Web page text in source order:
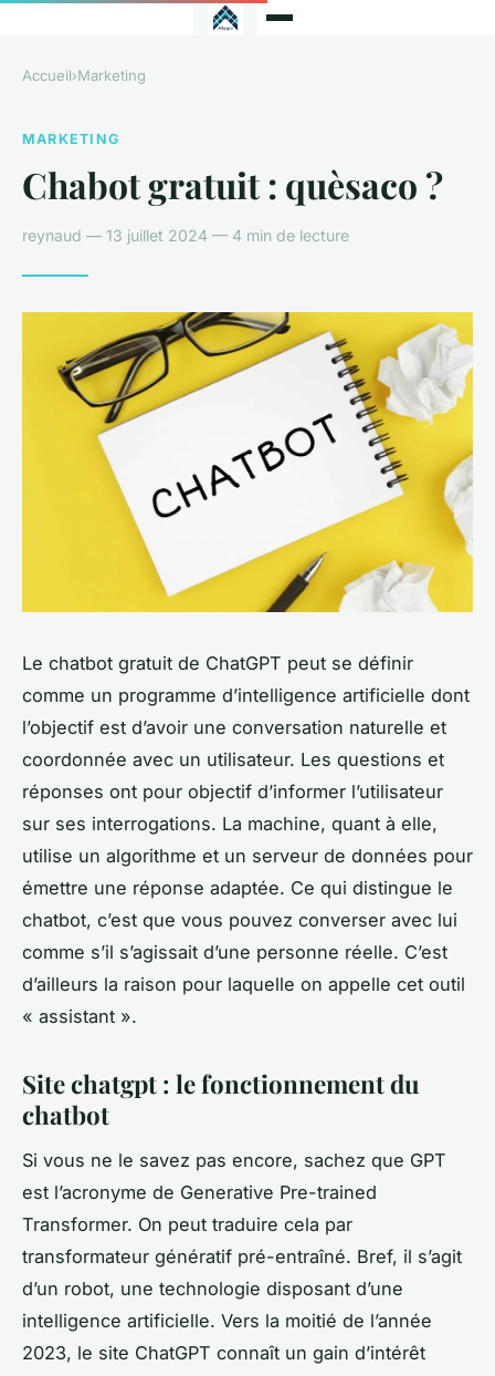
Accueil›Marketing
MARKETING
Chabot gratuit : quèsaco ?
reynaud — 13 juillet 2024 — 4 min de lecture
Le chatbot gratuit de ChatGPT peut se définir
comme un programme d’intelligence artificielle dont
l’objectif est d’avoir une conversation naturelle et
coordonnée avec un utilisateur. Les questions et
réponses ont pour objectif d’informer l’utilisateur
sur ses interrogations. La machine, quant à elle,
utilise un algorithme et un serveur de données pour
émettre une réponse adaptée. Ce qui distingue le
chatbot, c’est que vous pouvez converser avec lui
comme s’il s’agissait d’une personne réelle. C’est
d’ailleurs la raison pour laquelle on appelle cet outil
« assistant ».
Site chatgpt : le fonctionnement du
chatbot
Si vous ne le savez pas encore, sachez que GPT
est l’acronyme de Generative Pre-trained
Transformer. On peut traduire cela par
transformateur génératif pré-entraîné. Bref, il s’agit
d’un robot, une technologie disposant d’une
intelligence artificielle. Vers la moitié de l’année
2023, le site ChatGPT connaît un gain d’intérêt